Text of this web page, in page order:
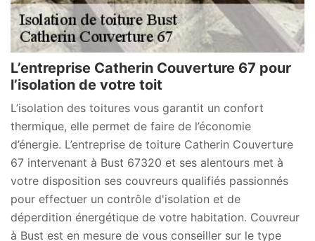
L’entreprise Catherin Couverture 67 pour
l’isolation de votre toit
L’isolation des toitures vous garantit un confort
thermique, elle permet de faire de l’économie
d’énergie. L’entreprise de toiture Catherin Couverture
67 intervenant à Bust 67320 et ses alentours met à
votre disposition ses couvreurs qualifiés passionnés
pour effectuer un contrôle d'isolation et de
déperdition énergétique de votre habitation. Couvreur
à Bust est en mesure de vous conseiller sur le type